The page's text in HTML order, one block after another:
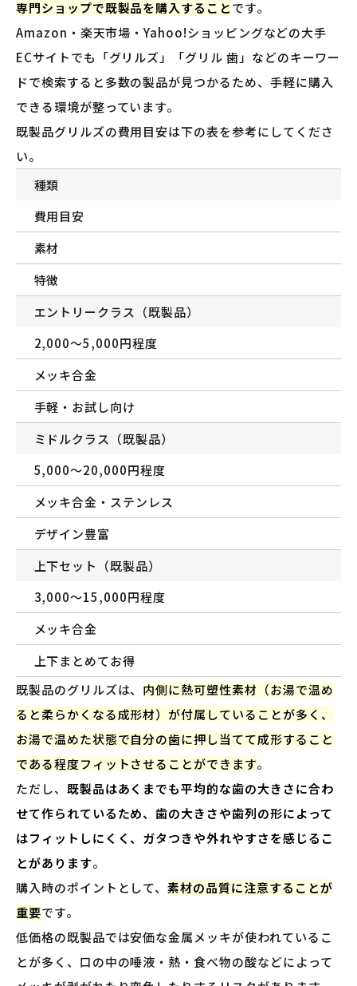
専門ショップで既製品を購入することです。
Amazon・楽天市場・Yahoo!ショッピングなどの大手
ECサイトでも「グリルズ」「グリル 歯」などのキーワー
ドで検索すると多数の製品が見つかるため、手軽に購入
できる環境が整っています。
既製品グリルズの費用目安は下の表を参考にしてくださ
い。
種類
費用目安
素材
特徴
エントリークラス（既製品）
2,000〜5,000円程度
メッキ合金
手軽・お試し向け
ミドルクラス（既製品）
5,000〜20,000円程度
メッキ合金・ステンレス
デザイン豊富
上下セット（既製品）
3,000〜15,000円程度
メッキ合金
上下まとめてお得
既製品のグリルズは、 内側に熱可塑性素材（お湯で温め
ると柔らかくなる成形材）が付属していることが多く、
お湯で温めた状態で自分の歯に押し当てて成形すること
である程度フィットさせることができます。
ただし、 既製品はあくまでも平均的な歯の大きさに合わ
せて作られているため、歯の大きさや歯列の形によって
はフィットしにくく、ガタつきや外れやすさを感じるこ
とがあります。
購入時のポイントとして、素材の品質に注意することが
重要です。
低価格の既製品では安価な金属メッキが使われているこ
とが多く、口の中の唾液・熱・食べ物の酸などによって